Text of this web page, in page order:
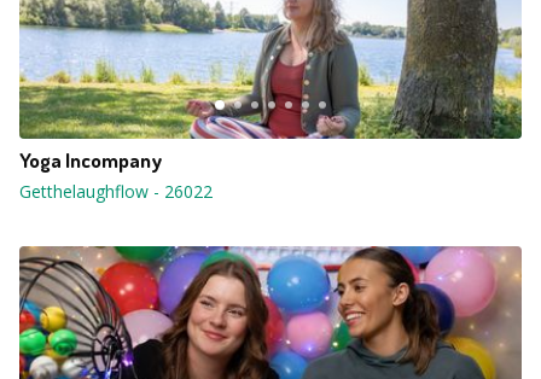
Yoga Incompany
Getthelaughflow - 26022